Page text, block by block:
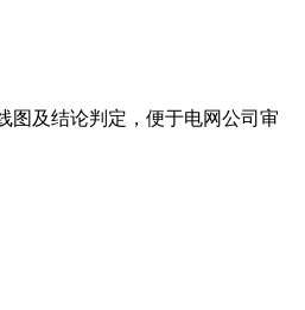
图及结论判定，便于电网公司审